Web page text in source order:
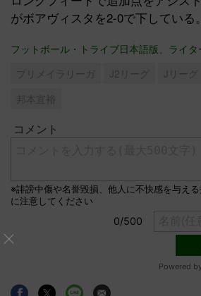
がボアヴィスタを2-0で下している。
フットボール・トライブ日本語版、ライタ
プリメイラリーガ J2リーグ Jリーグ
邦本宜裕